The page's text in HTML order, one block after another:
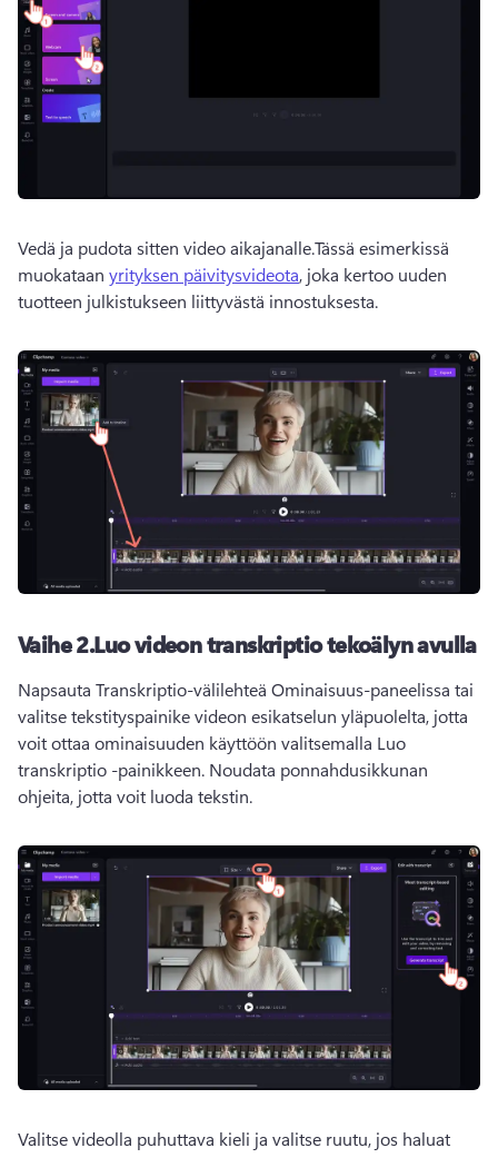
Vedä ja pudota sitten video aikajanalle.Tässä esimerkissä
muokataan yrityksen päivitysvideota, joka kertoo uuden
tuotteen julkistukseen liittyvästä innostuksesta.
Vaihe 2.Luo videon transkriptio tekoälyn avulla
Napsauta Transkriptio-välilehteä Ominaisuus-paneelissa tai
valitse tekstityspainike videon esikatselun yläpuolelta, jotta
voit ottaa ominaisuuden käyttöön valitsemalla Luo
transkriptio -painikkeen. Noudata ponnahdusikkunan
ohjeita, jotta voit luoda tekstin.
Valitse videolla puhuttava kieli ja valitse ruutu, jos haluat